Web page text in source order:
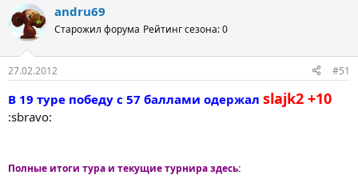
andru69
Старожил форума Рейтинг сезона: 0
27.02.2012 #51
В 19 туре победу с 57 баллами одержал slajk2 +10
:sbravo:
Полные итоги тура и текущие турнира здесь: